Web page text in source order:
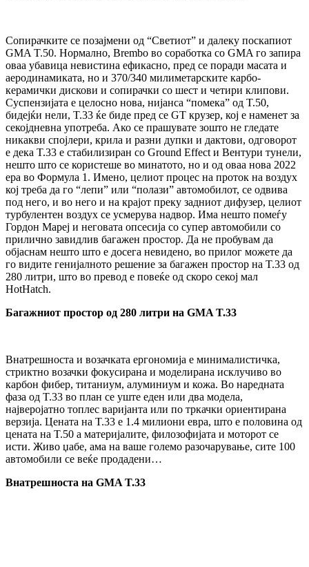
Сопирачките се позајмени од “Светиот” и далеку поскапиот
GMA T.50. Нормално, Brembo во соработка со GMA го запира
оваа убавица невистина ефикасно, пред се поради масата и
аеродинамиката, но и 370/340 милиметарските карбо-
керамички дискови и сопирачки со шест и четири клипови.
Суспензијата е целосно нова, нијанса “помека” од T.50,
бидејќи нели, T.33 ќе биде пред се GT крузер, кој е наменет за
секојдневна употреба. Ако се прашувате зошто не гледате
никакви спојлери, крила и разни дупки и дактови, одговорот
е дека T.33 е стабилизиран со Ground Effect и Вентури тунели,
нешто што се користеше во минатото, но и од оваа нова 2022
ера во Формула 1. Имено, целиот процес на проток на воздух
кој треба да го “лепи” или “полази” автомобилот, се одвива
под него, и во него и на крајот преку задниот дифузер, целиот
турбулентен воздух се усмерува надвор. Има нешто помеѓу
Гордон Мареј и неговата опсесија со супер автомобили со
прилично завидлив багажен простор. Да не пробувам да
објаснам нешто што е досега невидено, во прилог можете да
го видите генијалното решение за багажен простор на T.33 од
280 литри, што во превод е повеќе од скоро секој мал
HotHatch.
Багажниот простор од 280 литри на GMA T.33
Внатрешноста и возачката ергономија е минималистичка,
стриктно возачки фокусирана и моделирана исклучиво во
карбон фибер, титаниум, алуминиум и кожа. Во наредната
фаза од T.33 во план се уште еден или два модела,
најверојатно топлес варијанта или по тркачки ориентирана
верзија. Цената на T.33 е 1.4 милиони евра, што е половина од
цената на T.50 а материјалите, филозофијата и моторот се
исти. Живо џабе, ама на ваше големо разочарување, сите 100
автомобили се веќе продадени…
Внатрешноста на GMA T.33